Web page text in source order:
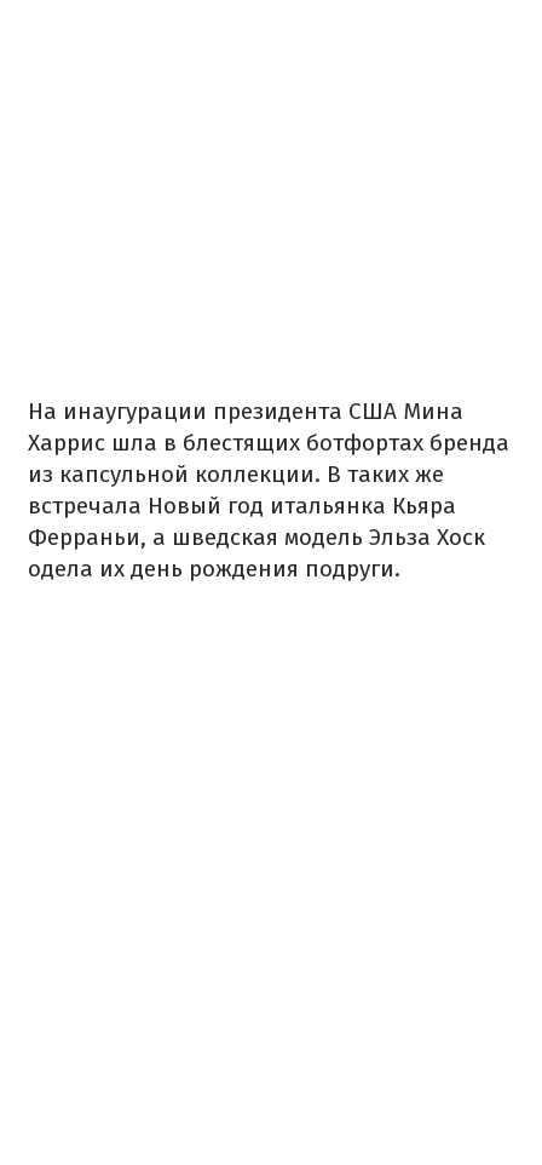
На инаугурации президента США Мина
Харрис шла в блестящих ботфортах бренда
из капсульной коллекции. В таких же
встречала Новый год итальянка Кьяра
Ферраньи, а шведская модель Эльза Хоск
одела их день рождения подруги.